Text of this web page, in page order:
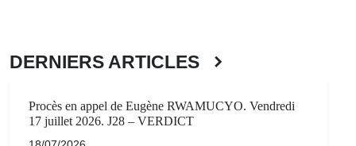
DERNIERS ARTICLES
Procès en appel de Eugène RWAMUCYO. Vendredi
17 juillet 2026. J28 – VERDICT